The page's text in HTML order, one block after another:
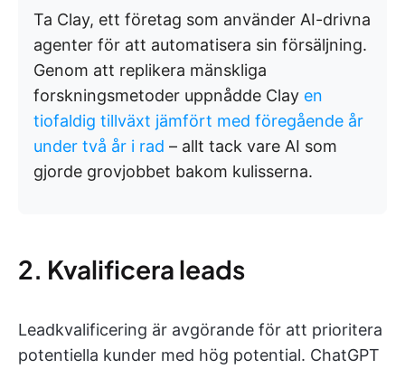
Ta Clay, ett företag som använder AI-drivna
agenter för att automatisera sin försäljning.
Genom att replikera mänskliga
forskningsmetoder uppnådde Clay en
tiofaldig tillväxt jämfört med föregående år
under två år i rad – allt tack vare AI som
gjorde grovjobbet bakom kulisserna.
2. Kvalificera leads
Leadkvalificering är avgörande för att prioritera
potentiella kunder med hög potential. ChatGPT